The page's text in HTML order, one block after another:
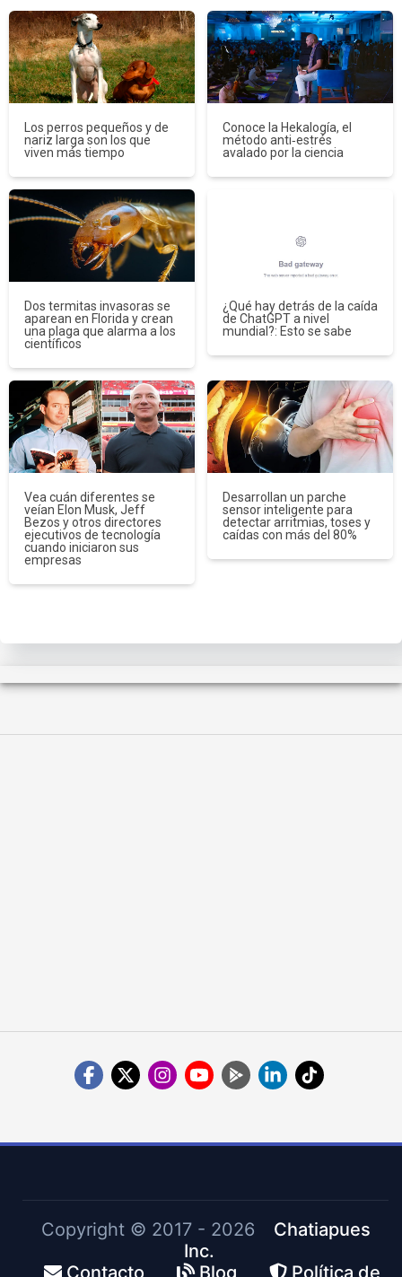
Los perros pequeños y de
nariz larga son los que
viven más tiempo
Conoce la Hekalogía, el
método anti‑estrés
avalado por la ciencia
Dos termitas invasoras se
aparean en Florida y crean
una plaga que alarma a los
científicos
¿Qué hay detrás de la caída
de ChatGPT a nivel
mundial?: Esto se sabe
Vea cuán diferentes se
veían Elon Musk, Jeff
Bezos y otros directores
ejecutivos de tecnología
cuando iniciaron sus
empresas
Desarrollan un parche
sensor inteligente para
detectar arritmias, toses y
caídas con más del 80%
Copyright © 2017 - 2026
Chatiapues
Inc.